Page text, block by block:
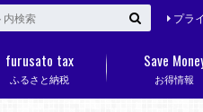
プラ
ふるさと納税
furusato tax
お得情報
Save